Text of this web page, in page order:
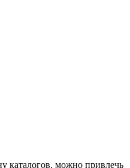
каталогов, можно привлечь